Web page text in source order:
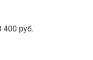
400 руб.